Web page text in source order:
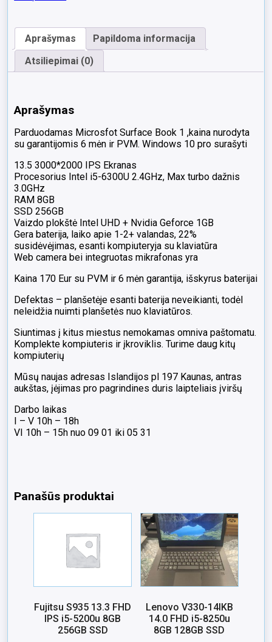
IPS
i5-
6300U
8GB
256GB
Geforce
22%,
,Mažesnė
planšetėje
neveikianti.
Aprašymas
Papildoma informacija
Atsiliepimai (0)
Aprašymas
Parduodamas Microsfot Surface Book 1 ,kaina nurodyta
su garantijomis 6 mėn ir PVM. Windows 10 pro surašyti
13.5 3000*2000 IPS Ekranas
Procesorius Intel i5-6300U 2.4GHz, Max turbo dažnis
3.0GHz
RAM 8GB
SSD 256GB
Vaizdo plokštė Intel UHD + Nvidia Geforce 1GB
Gera baterija, laiko apie 1-2+ valandas, 22%
susidėvėjimas, esanti kompiuteryja su klaviatūra
Web camera bei integruotas mikrafonas yra
Kaina 170 Eur su PVM ir 6 mėn garantija, išskyrus baterijai
Defektas – planšetėje esanti baterija neveikianti, todėl
neleidžia nuimti planšetės nuo klaviatūros.
Siuntimas į kitus miestus nemokamas omniva paštomatu.
Komplekte kompiuteris ir įkroviklis. Turime daug kitų
kompiuterių
Mūsų naujas adresas Islandijos pl 197 Kaunas, antras
aukštas, įėjimas pro pagrindines duris laipteliais įviršų
Darbo laikas
I – V 10h – 18h
VI 10h – 15h nuo 09 01 iki 05 31
Panašūs produktai
Fujitsu S935 13.3 FHD
IPS i5-5200u 8GB
256GB SSD
Lenovo V330-14IKB
14.0 FHD i5-8250u
8GB 128GB SSD